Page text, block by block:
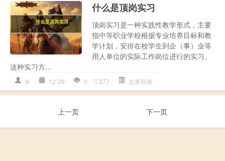
什么是顶岗实习
顶岗实习是一种实践性教学形式，主要
指中等职业学校根据专业培养目标和教
学计划，安排在校学生到企（事）业等
用人单位的实际工作岗位进行的实习。
这种实习方...
sl 12-29 0 377 文章列表
上一页 下一页